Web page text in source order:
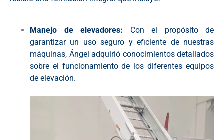
Manejo de elevadores: Con el propósito de
garantizar un uso seguro y eficiente de nuestras
máquinas, Ángel adquirió conocimientos detallados
sobre el funcionamiento de los diferentes equipos
de elevación.